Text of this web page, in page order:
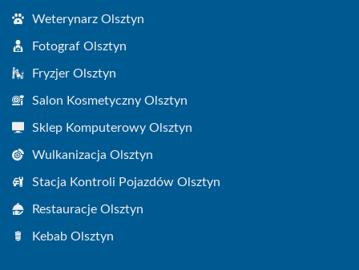
Weterynarz Olsztyn
Fotograf Olsztyn
Fryzjer Olsztyn
Salon Kosmetyczny Olsztyn
Sklep Komputerowy Olsztyn
Wulkanizacja Olsztyn
Stacja Kontroli Pojazdów Olsztyn
Restauracje Olsztyn
Kebab Olsztyn